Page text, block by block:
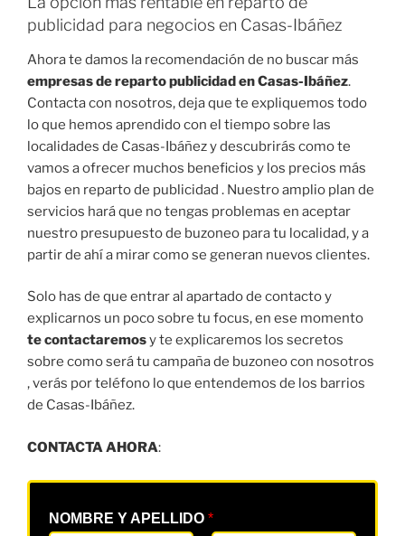
publicidad para negocios en Casas-Ibáñez
Ahora te damos la recomendación de no buscar más
empresas de reparto publicidad en Casas-Ibáñez.
Contacta con nosotros, deja que te expliquemos todo
lo que hemos aprendido con el tiempo sobre las
localidades de Casas-Ibáñez y descubrirás como te
vamos a ofrecer muchos beneficios y los precios más
bajos en reparto de publicidad . Nuestro amplio plan de
servicios hará que no tengas problemas en aceptar
nuestro presupuesto de buzoneo para tu localidad, y a
partir de ahí a mirar como se generan nuevos clientes.
Solo has de que entrar al apartado de contacto y
explicarnos un poco sobre tu focus, en ese momento
te contactaremosy te explicaremos los secretos
sobre como será tu campaña de buzoneo con nosotros
, verás por teléfono lo que entendemos de los barrios
de Casas-Ibáñez.
CONTACTA AHORA:
NOMBRE Y APELLIDO *